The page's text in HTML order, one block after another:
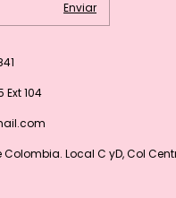
104
Local C yD, Col